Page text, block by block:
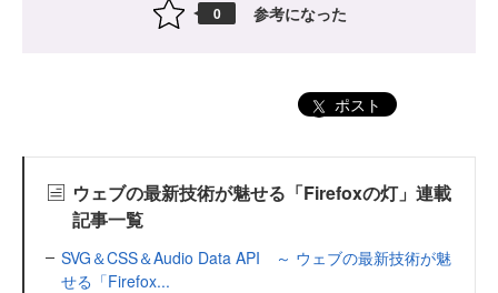
0 参考になった
ポスト
ウェブの最新技術が魅せる「Firefoxの灯」連載
記事一覧
SVG＆CSS＆Audio Data API ～ ウェブの最新技術が魅
せる「Firefox...